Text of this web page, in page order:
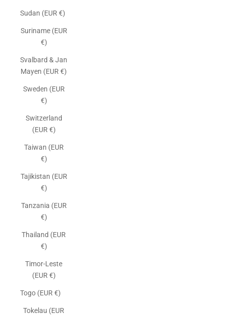
Sudan (EUR €)
Suriname (EUR
€)
Svalbard & Jan
Mayen (EUR €)
Sweden (EUR
€)
Switzerland
(EUR €)
Taiwan (EUR
€)
Tajikistan (EUR
€)
Tanzania (EUR
€)
Thailand (EUR
€)
Timor-Leste
(EUR €)
Togo (EUR €)
Tokelau (EUR